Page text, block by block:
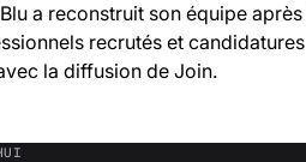
a reconstruit son équipe
recrutés et candidatures
la diffusion de Join.